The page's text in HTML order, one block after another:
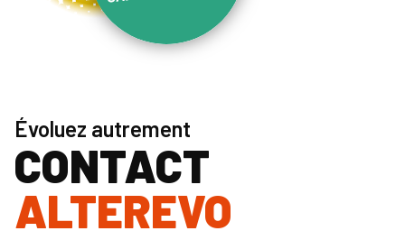
Évoluez autrement
CONTACT
ALTEREVO